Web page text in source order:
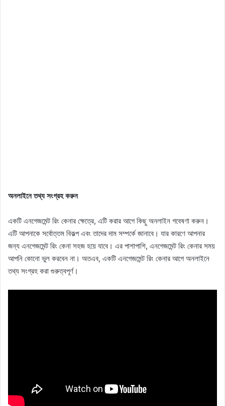
অনলাইনে তথ্য সংগ্রহ করুন
একটি এনগেজমেন্ট রিং কেনার ক্ষেত্রে, এটি করার আগে কিছু অনলাইন গবেষণা করুন।
এটি আপনাকে সর্বোত্তম বিকল্প এবং তাদের দাম সম্পর্কে জানাবে। যার কারণে আপনার
জন্য এনগেজমেন্ট রিং কেনা সহজ হয়ে যাবে। এর পাশাপাশি, এনগেজমেন্ট রিং কেনার সময়
আপনি কোনো ভুল করবেন না। অতএব, একটি এনগেজমেন্ট রিং কেনার আগে অনলাইনে
তথ্য সংগ্রহ করা গুরুত্বপূর্ণ।